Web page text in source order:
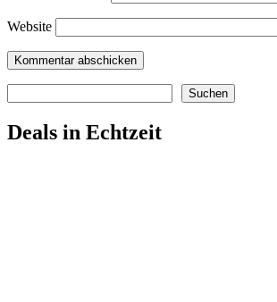
Website
Suchen
Deals in Echtzeit